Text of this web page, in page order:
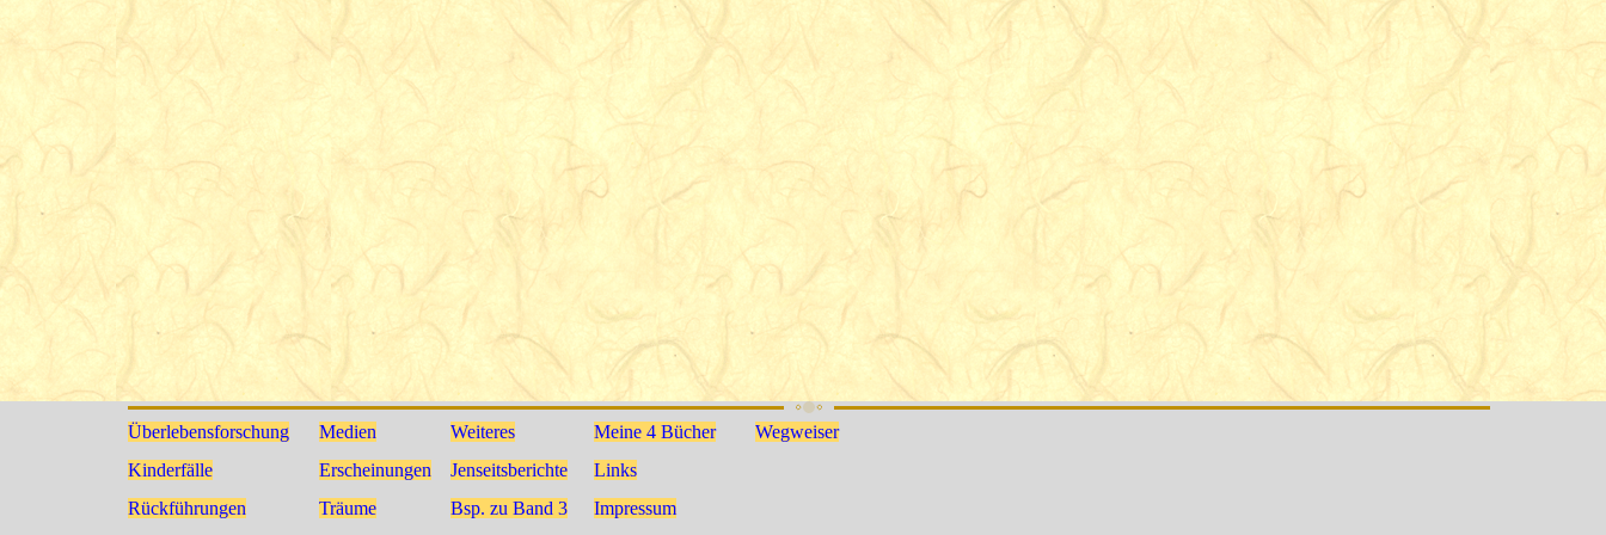
India, 1967
wirklich gibt und dieser unsterblich ist.
What Happens when You
Smythe,
Gerrards
Cross,
ham-shire,
196
75-84-5
Der vorliegende Band ist eine Fortsetzung von “The
Supreme Adventure” und “Events on the Threshold of the
After Life”. Ersteres basierte auf medialen "Mitteilungen".
Im letzteren Band stammten die Beweise hauptsächlich
von Beobachtern des Todes. Im vorliegenden Werk
beschreibt er weitaus detaillierter, was tatsächlich mit
einem Menschen geschieht, wenn er stirbt, und die
Beweise stammen nicht nur von den noch Lebenden,
sondern auch von den Toten durch mediale
Kommunikationen.
Fenwick, Peter and
Überlebensforschung
Kinderfälle
Rückführungen
Medien
Erscheinungen
Träume
Weiteres
Jenseitsberichte
Bsp. zu Band 3
Meine 4 Bücher
Links
Impressum
Wegweiser